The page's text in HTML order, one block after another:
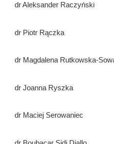
dr Aleksander Raczyński
dr Piotr Rączka
dr Magdalena Rutkowska-
dr Joanna Ryszka
dr Maciej Serowaniec